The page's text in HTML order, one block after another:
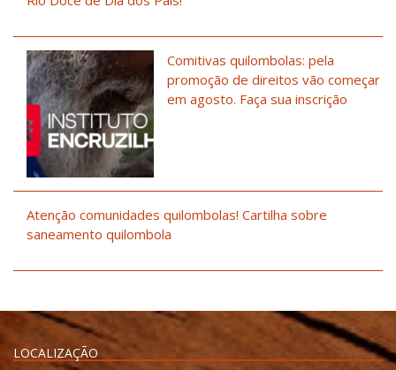
Comitivas quilombolas: pela
promoção de direitos vão começar
em agosto. Faça sua inscrição
Atenção comunidades quilombolas! Cartilha sobre
saneamento quilombola
LOCALIZAÇÃO